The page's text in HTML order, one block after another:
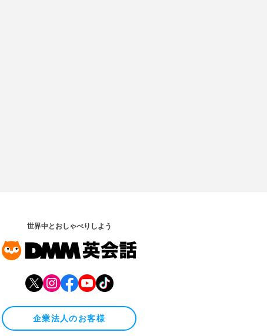
世界中とおしゃべりしよう
企業法人のお客様